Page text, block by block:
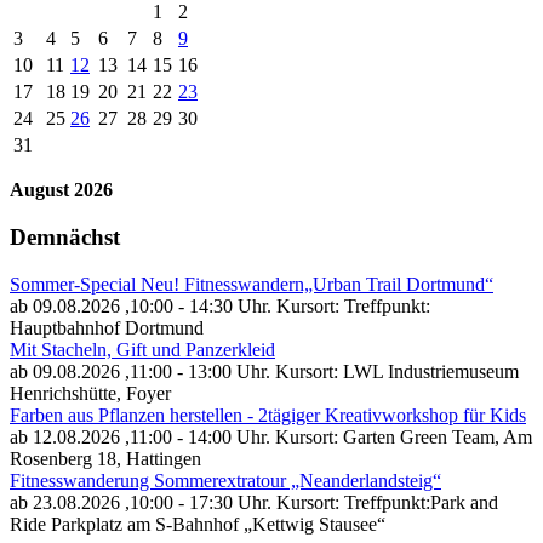
1
2
3
4 5 6 7 8
9
10
11 12 13 14 15 16
17
18 19 20 21 22 23
24
25 26 27 28 29 30
31
August 2026
Demnächst
Sommer-Special Neu! Fitnesswandern„Urban Trail Dortmund“
ab 09.08.2026 ,10:00 - 14:30 Uhr. Kursort: Treffpunkt:
Hauptbahnhof Dortmund
Mit Stacheln, Gift und Panzerkleid
ab 09.08.2026 ,11:00 - 13:00 Uhr. Kursort: LWL Industriemuseum
Henrichshütte, Foyer
Farben aus Pflanzen herstellen - 2tägiger Kreativworkshop für Kids
ab 12.08.2026 ,11:00 - 14:00 Uhr. Kursort: Garten Green Team, Am
Rosenberg 18, Hattingen
Fitnesswanderung Sommerextratour „Neanderlandsteig“
ab 23.08.2026 ,10:00 - 17:30 Uhr. Kursort: Treffpunkt:Park and
Ride Parkplatz am S-Bahnhof „Kettwig Stausee“